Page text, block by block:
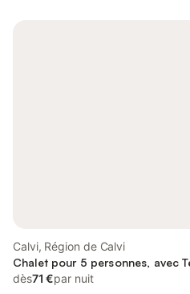
Calvi, Région de Calvi
Chalet pour 5 personnes, avec
dès71 €par nuit